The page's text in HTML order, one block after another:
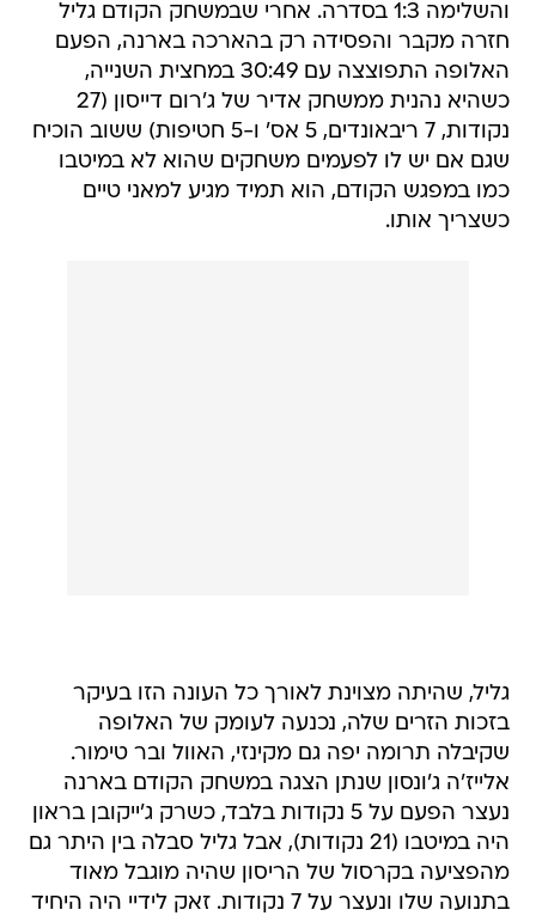
והשלימה 1:3 בסדרה. אחרי שבמשחק הקודם גליל
חזרה מקבר והפסידה רק בהארכה בארנה, הפעם
האלופה התפוצצה עם 30:49 במחצית השנייה,
כשהיא נהנית ממשחק אדיר של ג'רום דייסון (27
נקודות, 7 ריבאונדים, 5 אס' ו-5 חטיפות) ששוב הוכיח
שגם אם יש לו לפעמים משחקים שהוא לא במיטבו
כמו במפגש הקודם, הוא תמיד מגיע למאני טיים
כשצריך אותו.
גליל, שהיתה מצוינת לאורך כל העונה הזו בעיקר
בזכות הזרים שלה, נכנעה לעומק של האלופה
שקיבלה תרומה יפה גם מקינזי, האוול ובר טימור.
אלייז'ה ג'ונסון שנתן הצגה במשחק הקודם בארנה
נעצר הפעם על 5 נקודות בלבד, כשרק ג'ייקובן בראון
היה במיטבו (21 נקודות), אבל גליל סבלה בין היתר גם
מהפציעה בקרסול של הריסון שהיה מוגבל מאוד
בתנועה שלו ונעצר על 7 נקודות. זאק לידיי היה היחיד